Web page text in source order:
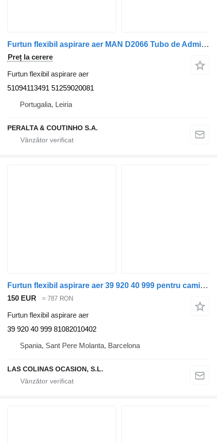
Furtun flexibil aspirare aer MAN D2066 Tubo de Admissão TGA 51094113491 pentru camion MAN
Preț la cerere
Furtun flexibil aspirare aer
51094113491 51259020081
Portugalia, Leiria
PERALTA & COUTINHO S.A.
Furtun flexibil aspirare aer 39 920 40 999 pentru camion MAN TGA
150 EUR ≈ 787 RON
Furtun flexibil aspirare aer
39 920 40 999 81082010402
Spania, Sant Pere Molanta, Barcelona
LAS COLINAS OCASION, S.L.